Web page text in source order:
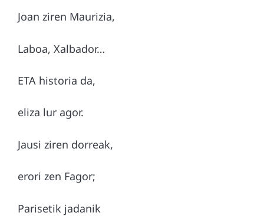
Joan ziren Maurizia,
Laboa, Xalbador…
ETA historia da,
eliza lur agor.
Jausi ziren dorreak,
erori zen Fagor;
Parisetik jadanik